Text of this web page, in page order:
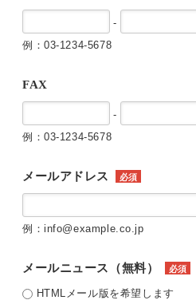
-
例：03-1234-5678
FAX
-
例：03-1234-5678
メールアドレス 必須
例：info@example.co.jp
メールニュース（無料） 必須
HTMLメール版を希望します